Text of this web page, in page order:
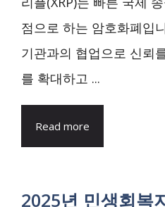
점으로 하는 암호화폐입
기관과의 협업으로 신뢰
를 확대하고 ...
Read more
2025년 민생회복